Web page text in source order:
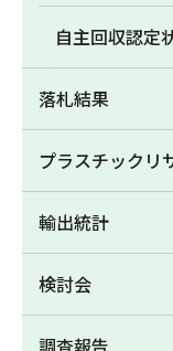
自主回収認定
落札結果
プラスチックリ
輸出統計
検討会
調査報告